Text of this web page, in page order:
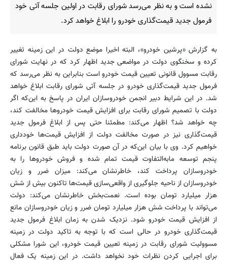
نشده است و به نظر می‌رسد شورای رقابت در اولین جلسه آتی خود
فرمول جدید قیمت‌گذاری خودرو را ابلاغ خواهد کرد.
به گزارش «پرشین خودرو»، البته اخیرا موضع دولت در این زمینه تغییر
کرده و سخنگوی دولت در مواضعی جدید اظهار کرد که در نهایت شورای
رقابت مسوول قانونی تعیین قیمت خودرو است بنابراین به نظر می‌رسد که
فرمول جدید قیمت‌گذاری خودرو در جلسه آتی شورای رقابت ابلاغ خواهد
شد. در این شرایط دبیر انجمن خودروسازان‌ ایران در پاسخ به این‌که اگر
دولت با تصمیم شورای رقابت برای افزایش قیمت خودروها مخالفت کند،
چه خواهد شد؟ اظهار می‌کند: مطمئنا حتی پس از ابلاغ فرمول جدید
قیمت‌گذاری نیز در صورت مخالفت دولت از افزایش قیمت‌ها خودداری
خواهیم کرد. وی با بیان این‌که در آن صورت دولت باید طبق قانون برنامه
پنجم توسعه مابه‌التفاوت قیمت تمام شده و فروش خودروها را به
خودروسازان پرداخت کند، خاطرنشان می‌کند: ‌میزان ضرر و زیان
خودروسازان از ناحیه جلوگیری از واقعی‌سازی قیمت‌ها تاکنون بیش از شش
هزار میلیارد تومان بوده است. نعمت‌بخش خاطرنشان می‌کند:‌ دولت
می‌تواند با پرداخت شش هزار میلیارد تومان ضرر و زیان خودروسازان مانع
از افزایش قیمت خودرو شود. نزدیک شدن به زمان ابلاغ فرمول جدید
قیمت‌گذاری خودرو در حالی است که با توجه به تاکید دولت در زمینه
مسوولیت شورای رقابت در زمینه تعیین قیمت خودرو، این شورا مشکلی
برای اجرایی کردن نظرات خود نخواهد داشت. در این زمینه یک فعال